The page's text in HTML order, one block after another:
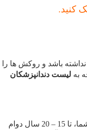
کنید.
باشد و روکش ها را
به لیست دندانپزشکان
اگر با کهنگی یا فرسودگی لمینت دندان خود روبرو شوید، خیلی زود لمینت شکسته یا می افتد. لمینت دندان شما، تا 15 – 20 سال دوام